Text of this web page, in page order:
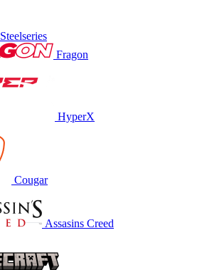
Steelseries
Fragon
HyperX
Cougar
Assasins Creed